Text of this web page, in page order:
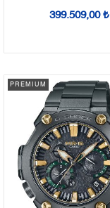
399.509,00 ₺
PREMIUM